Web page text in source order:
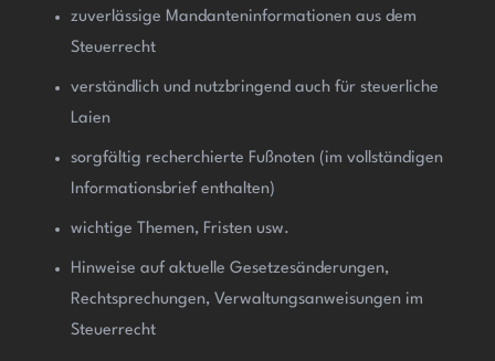
zuverlässige Mandanteninformationen aus dem
Steuerrecht
verständlich und nutzbringend auch für steuerliche
Laien
sorgfältig recherchierte Fußnoten (im vollständigen
Informationsbrief enthalten)
wichtige Themen, Fristen usw.
Hinweise auf aktuelle Gesetzesänderungen,
Rechtsprechungen, Verwaltungsanweisungen im
Steuerrecht